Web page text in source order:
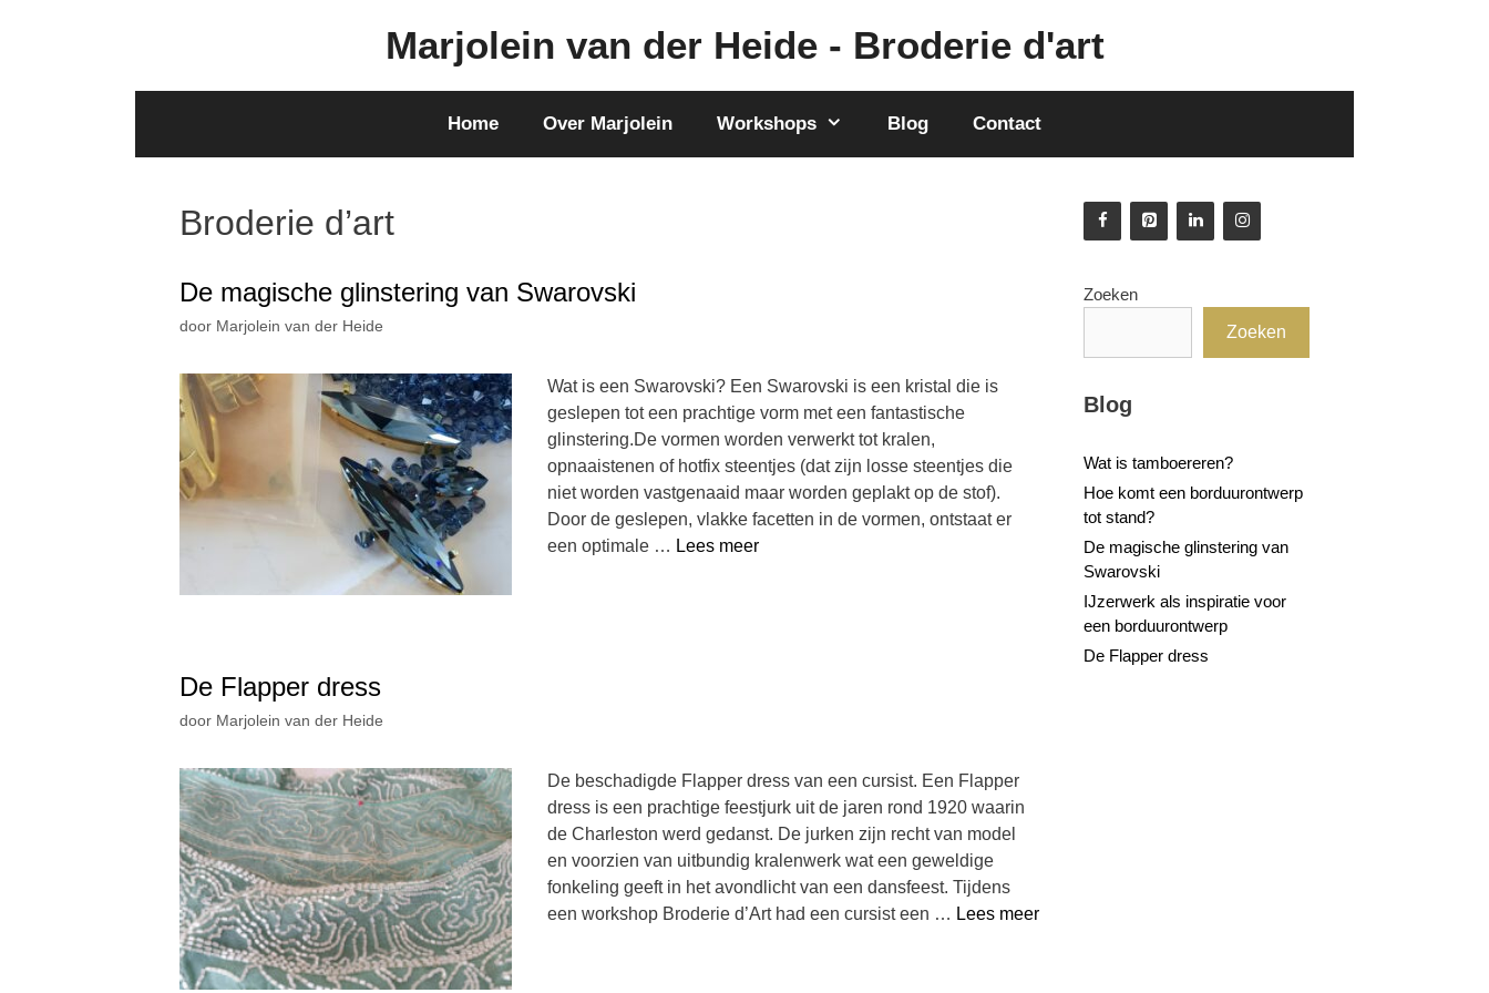
Marjolein van der Heide - Broderie d'art
Home Over Marjolein Workshops Blog Contact
Broderie d’art
De magische glinstering van Swarovski
door Marjolein van der Heide
Wat is een Swarovski? Een Swarovski is een kristal die is
geslepen tot een prachtige vorm met een fantastische
glinstering.De vormen worden verwerkt tot kralen,
opnaaistenen of hotfix steentjes (dat zijn losse steentjes die
niet worden vastgenaaid maar worden geplakt op de stof).
Door de geslepen, vlakke facetten in de vormen, ontstaat er
een optimale … Lees meer
De Flapper dress
door Marjolein van der Heide
De beschadigde Flapper dress van een cursist. Een Flapper
dress is een prachtige feestjurk uit de jaren rond 1920 waarin
de Charleston werd gedanst. De jurken zijn recht van model
en voorzien van uitbundig kralenwerk wat een geweldige
fonkeling geeft in het avondlicht van een dansfeest. Tijdens
een workshop Broderie d’Art had een cursist een … Lees meer
Zoeken
Zoeken
Blog
Wat is tamboereren?
Hoe komt een borduurontwerp
tot stand?
De magische glinstering van
Swarovski
IJzerwerk als inspiratie voor
een borduurontwerp
De Flapper dress